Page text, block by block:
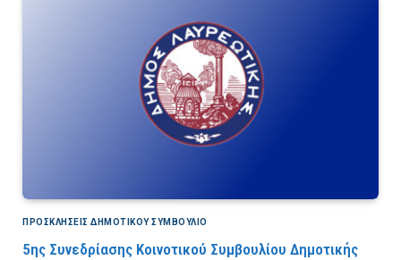
ΠΡΟΣΚΛΉΣΕΙΣ ΔΗΜΟΤΙΚΟΎ ΣΥΜΒΟΎΛΙΟ
5ης Συνεδρίασης Κοινοτικού Συμβουλίου Δημοτικής